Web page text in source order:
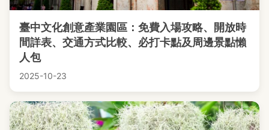
臺中文化創意產業園區：免費入場攻略、開放時
間詳表、交通方式比較、必打卡點及周邊景點懶
人包
2025-10-23